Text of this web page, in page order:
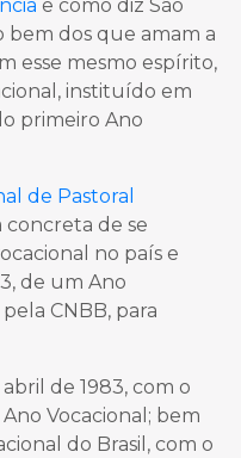
e como diz São
bem dos que amam a
esse mesmo espírito,
instituído em
primeiro Ano
de Pastoral
concreta de se
no país e
de um Ano
CNBB, para
de 1983, com o
Ano Vocacional; bem
do Brasil, com o